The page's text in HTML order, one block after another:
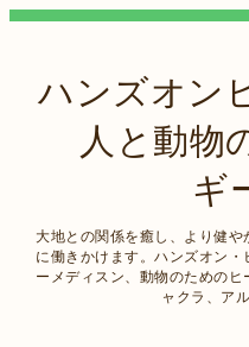
ハンズオン
人と動物
ギ
大地との関係を癒し、より健
に働きかけます。ハンズオン
ーメディスン、動物のための
ャクラ、ア